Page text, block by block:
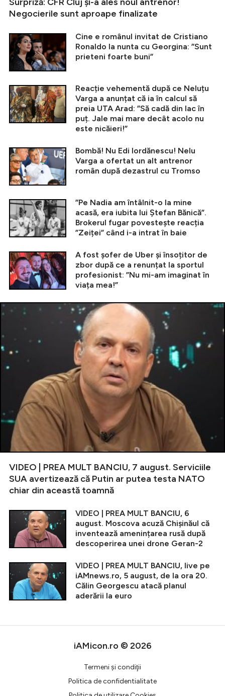
Negocierile sunt aproape finalizate
Cine e românul invitat de Cristiano
Ronaldo la nunta cu Georgina: ”Sunt
prieteni foarte buni”
Reacție vehementă după ce Neluțu
Varga a anunțat că ia în calcul să
preia UTA Arad: ”Să cadă din lac în
puț. Jale mai mare decât acolo nu
este nicăieri!”
Bombă! Nu Edi Iordănescu! Nelu
Varga a ofertat un alt antrenor
român după dezastrul cu Tromso
”Pe Nadia am întâlnit-o la mine
acasă, era iubita lui Ștefan Bănică”.
Brokerul fugar povestește reacția
”Zeiței” când i-a intrat în baie
A fost șofer de Uber și însoțitor de
zbor după ce a renunțat la sportul
profesionist: ”Nu mi-am imaginat în
viața mea!”
VIDEO | PREA MULT BANCIU, 7 august. Serviciile
SUA avertizează că Putin ar putea testa NATO
chiar din această toamnă
VIDEO | PREA MULT BANCIU, 6
august. Moscova acuză Chișinăul că
inventează amenințarea rusă după
descoperirea unei drone Geran-2
VIDEO | PREA MULT BANCIU, live pe
iAMnews.ro, 5 august, de la ora 20.
Călin Georgescu atacă planul
aderării la euro
iAMicon.ro © 2026
Termeni şi condiţii
Politica de confidentialitate